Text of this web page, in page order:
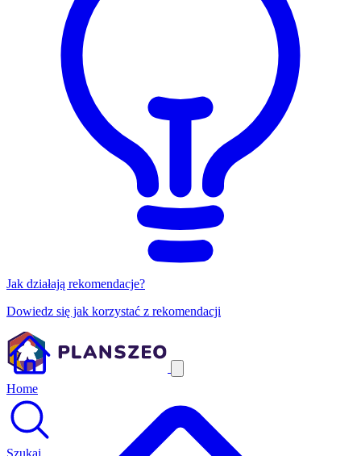
Jak działają rekomendacje?
Dowiedz się jak korzystać z rekomendacji
Home
Szukaj